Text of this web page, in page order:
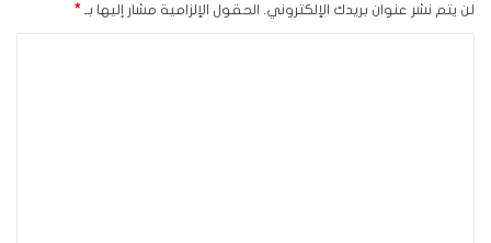
لن يتم نشر عنوان بريدك الإلكتروني. الحقول الإلزامية مشار إليها بـ *